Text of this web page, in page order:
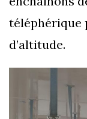
téléphérique
d’altitude.